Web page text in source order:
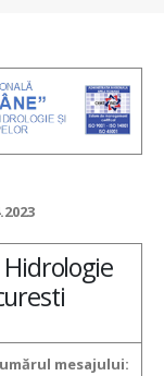
mesajului: